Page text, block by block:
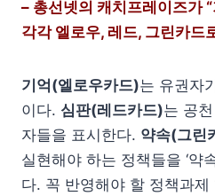
– 총선넷의 캐치프레이즈가
각각 엘로우, 레드, 그린카드
기억(엘로우카드)는 유권자
이다. 심판(레드카드)는 공
자들을 표시한다. 약속(그린
실현해야 하는 정책들을 ‘약
다. 꼭 반영해야 할 정책과